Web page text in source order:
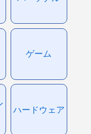
ゲーム
ハードウェア